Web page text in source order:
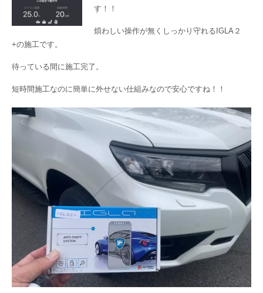
す！！
煩わしい操作が無くしっかり守れるIGLA２
+の施工です。
待っている間に施工完了。
短時間施工なのに簡単に外せない仕組みなので安心ですね！！